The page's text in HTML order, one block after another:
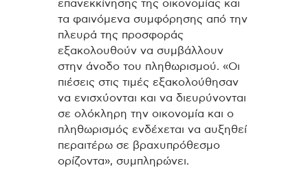
επανεκκίνησης της οικονομίας και
τα φαινόμενα συμφόρησης από την
πλευρά της προσφοράς
εξακολουθούν να συμβάλλουν
στην άνοδο του πληθωρισμού. «Οι
πιέσεις στις τιμές εξακολούθησαν
να ενισχύονται και να διευρύνονται
σε ολόκληρη την οικονομία και ο
πληθωρισμός ενδέχεται να αυξηθεί
περαιτέρω σε βραχυπρόθεσμο
ορίζοντα», συμπληρώνει.